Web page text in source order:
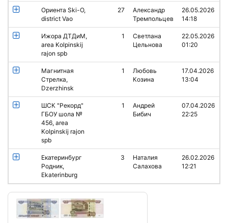
Ориента Ski-O,
district Vao
27
Александр
Тремпольцев
26.05.2026
14:18
Ижора ДТДиМ,
area Kolpinskij
rajon spb
1
Светлана
Цельнова
22.05.2026
01:20
Maгнитная
Cтрелка,
Dzerzhinsk
1
Любовь
Козина
17.04.2026
13:04
ШСК "Рекорд"
ГБОУ шола №
456, area
Kolpinskij rajon
spb
1
Андрей
Бибич
07.04.2026
22:25
Екатеринбург
Родник,
Ekaterinburg
3
Наталия
Салахова
26.02.2026
12:21